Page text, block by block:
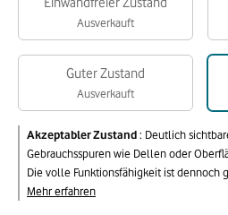
Ausverkauft
Guter Zustand
Ausverkauft
Akzeptabler Zustand: Deutlich
Gebrauchsspuren wie Dellen oder
Die volle Funktionsfähigkeit ist dennoch
Mehr erfahren